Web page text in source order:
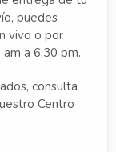
puedes
vivo o por
a 6:30 pm.
consulta
Centro